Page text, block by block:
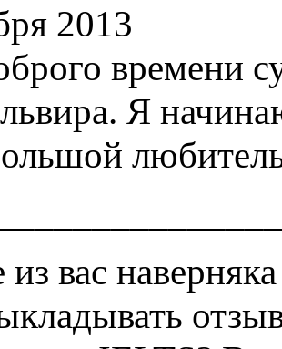
2013
времени
Я
вас